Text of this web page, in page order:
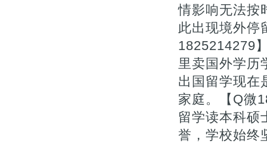
情影响无法按
此出现境外停
1825214279
里卖国外学历
出国留学现在
家庭。【Q微
留学读本科硕
誉，学校始终